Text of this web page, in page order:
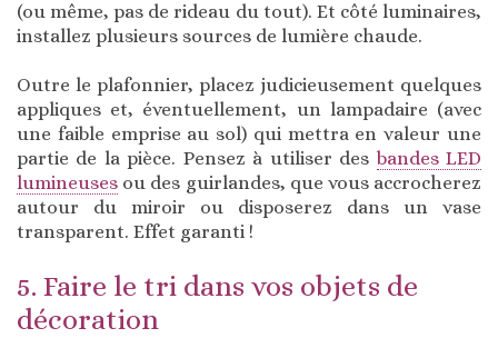
(ou même, pas de rideau du tout). Et côté luminaires,
installez plusieurs sources de lumière chaude.
Outre le plafonnier, placez judicieusement quelques
appliques et, éventuellement, un lampadaire (avec
une faible emprise au sol) qui mettra en valeur une
partie de la pièce. Pensez à utiliser des bandes LED
lumineuses ou des guirlandes, que vous accrocherez
autour du miroir ou disposerez dans un vase
transparent. Effet garanti !
5. Faire le tri dans vos objets de
décoration